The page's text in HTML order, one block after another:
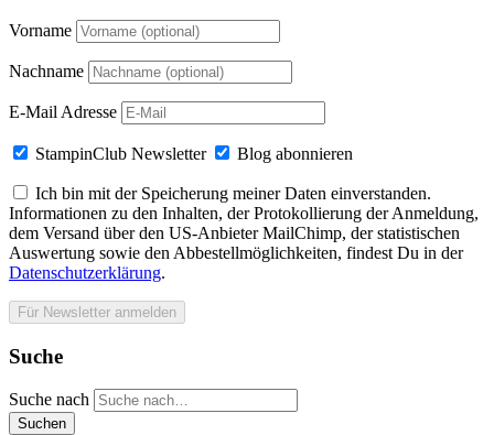
Vorname
Nachname
E-Mail Adresse
StampinClub Newsletter Blog abonnieren
Ich bin mit der Speicherung meiner Daten einverstanden.
Informationen zu den Inhalten, der Protokollierung der Anmeldung,
dem Versand über den US-Anbieter MailChimp, der statistischen
Auswertung sowie den Abbestellmöglichkeiten, findest Du in der
Datenschutzerklärung.
Suche
Suche nach
Suchen